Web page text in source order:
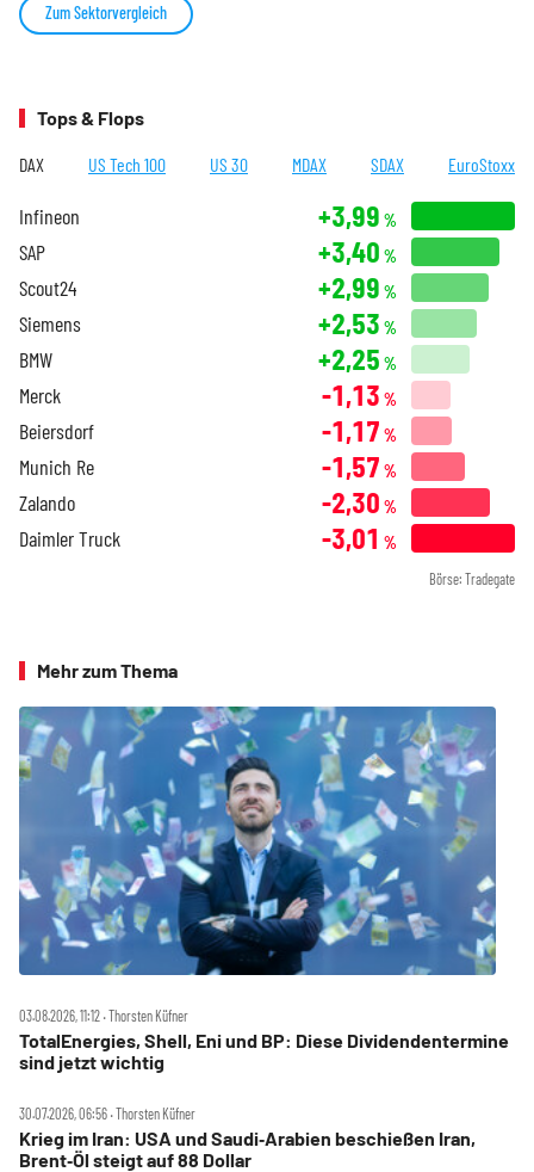
Zum Sektorvergleich
Tops & Flops
DAX US Tech 100 US 30 MDAX SDAX EuroStoxx
Infineon +3,99 %
SAP +3,40 %
Scout24 +2,99 %
Siemens +2,53 %
BMW +2,25 %
Merck -1,13 %
Beiersdorf -1,17 %
Munich Re -1,57 %
Zalando -2,30 %
Daimler Truck -3,01 %
Börse: Tradegate
Mehr zum Thema
03.08.2026, 11:12 ‧ Thorsten Küfner
TotalEnergies, Shell, Eni und BP: Diese Dividendentermine
sind jetzt wichtig
30.07.2026, 06:56 ‧ Thorsten Küfner
Krieg im Iran: USA und Saudi‑Arabien beschießen Iran,
Brent‑Öl steigt auf 88 Dollar